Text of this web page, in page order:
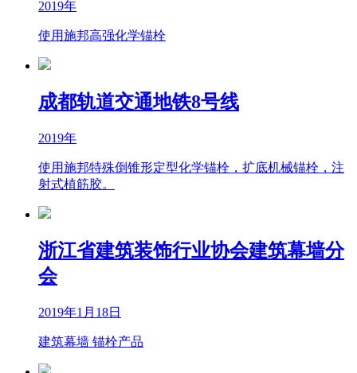
2019年
使用施邦高强化学锚栓
成都轨道交通地铁8号线
2019年
使用施邦特殊倒锥形定型化学锚栓，扩底机械锚栓，注
射式植筋胶。
浙江省建筑装饰行业协会建筑幕墙分
会
2019年1月18日
建筑幕墙 锚栓产品